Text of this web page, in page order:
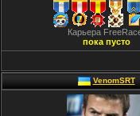
Карьера
пока пусто
VenomSRT